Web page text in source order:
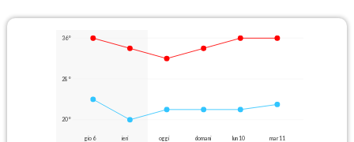
36°
28°
20°
gio 6 ieri oggi domani lun 10 mar 11